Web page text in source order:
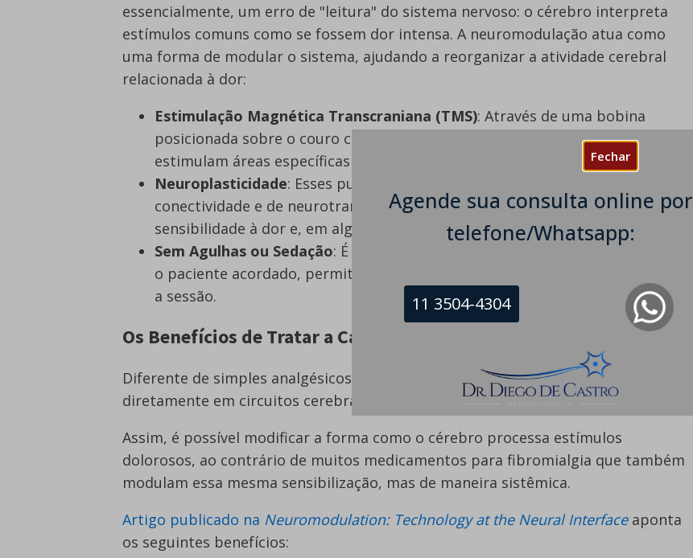
Fechar
Agende sua consulta online por
telefone/Whatsapp:
11 3504-4304
essencialmente, um erro de "leitura" do sistema nervoso: o cérebro interpreta
estímulos comuns como se fossem dor intensa. A neuromodulação atua como
uma forma de modular o sistema, ajudando a reorganizar a atividade cerebral
relacionada à dor:
Estimulação Magnética Transcraniana (TMS): Através de uma bobina
posicionada sobre o couro cabeludo, emitimos pulsos magnéticos que
estimulam áreas específicas do córtex cerebral.
Neuroplasticidade: Esses pulsos podem favorecer mudanças de
conectividade e de neurotransmissores, contribuindo para uma menor
sensibilidade à dor e, em alguns casos, para melhoras no humor e no sono.
Sem Agulhas ou Sedação: É um procedimento realizado em consultório, com
o paciente acordado, permitindo que ele retorne às suas atividades logo após
a sessão.
Os Benefícios de Tratar a Causa, Não Apenas o Sintoma
Diferente de simples analgésicos de uso pontual, a neuromodulação atua
diretamente em circuitos cerebrais relacionados à sensibilização central da dor.
Assim, é possível modificar a forma como o cérebro processa estímulos
dolorosos, ao contrário de muitos medicamentos para fibromialgia que também
modulam essa mesma sensibilização, mas de maneira sistêmica.
Artigo publicado na Neuromodulation: Technology at the Neural Interfaceaponta
os seguintes benefícios: